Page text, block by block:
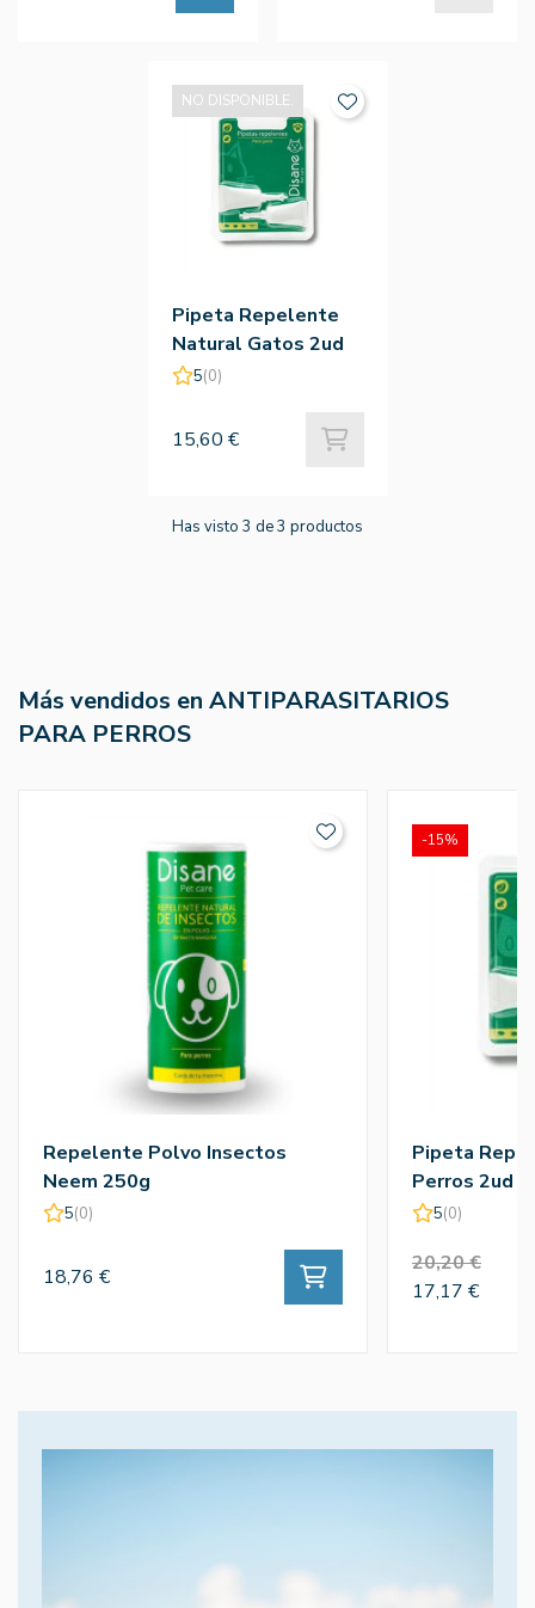
Pipeta Repelente
Natural Gatos 2ud
5(0)
15,60 €
NO DISPONIBLE.
Has visto 3 de 3 productos
Más vendidos en ANTIPARASITARIOS
PARA PERROS
Repelente Polvo Insectos
Neem 250g
5(0)
18,76 €
Pipeta
Perros 2ud
5(0)
20,20 €
17,17 €
-15%